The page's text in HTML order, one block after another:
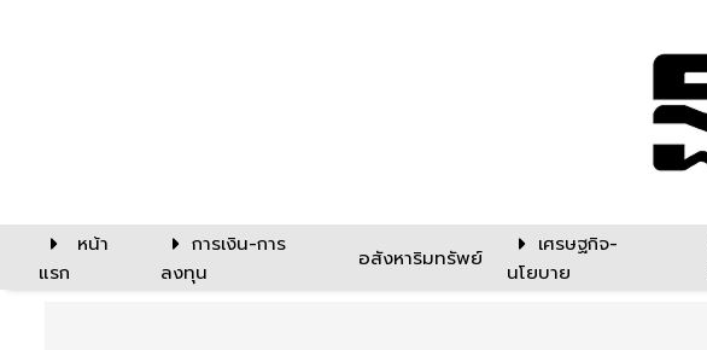
หน้า
แรก
การเงิน-การ
ลงทุน
อสังหาริมทรัพย์
เศรษฐกิจ-
นโยบาย